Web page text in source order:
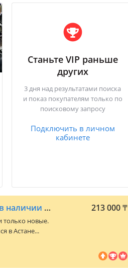
Станьте VIP раньше
других
3 дня над результатами поиска
и показ покупателям только по
поисковому запросу
Подключить в личном
кабинете
Диски Лезвии Для Нива R-17*5*139.7 в наличии Astana 213 000₸
только новые.
в Астане...